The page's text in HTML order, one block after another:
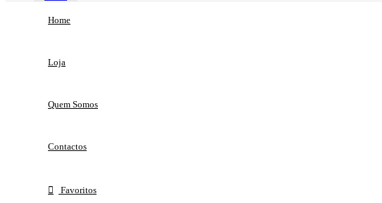
Home
Loja
Quem Somos
Contactos
Favoritos